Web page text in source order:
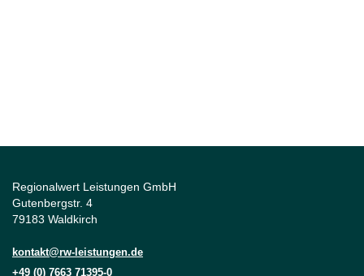
Regionalwert Leistungen GmbH
Gutenbergstr. 4
79183 Waldkirch
kontakt@rw-leistungen.de
+49 (0) 7663 71395-0